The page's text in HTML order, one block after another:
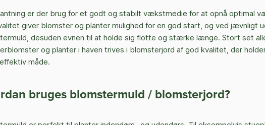
er der brug for et godt og stabilt vækstmedie for at opnå optimal
giver blomster og planter mulighed for en god start, og ved jævnligt
desuden evnen til at holde sig flotte og stærke længe. Stort set
og planter i haven trives i blomsterjord af god kvalitet, der
måde.
bruges blomstermuld / blomsterjord?